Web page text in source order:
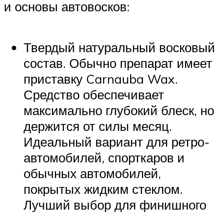
и основы автовосков:
Твердый натуральный восковый
состав. Обычно препарат имеет
приставку Carnauba Wax.
Средство обеспечивает
максимально глубокий блеск, но
держится от силы месяц.
Идеальный вариант для ретро-
автомобилей, спорткаров и
обычных автомобилей,
покрытых жидким стеклом.
Лучший выбор для финишного